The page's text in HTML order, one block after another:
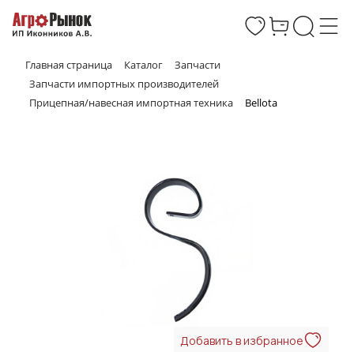
Главная страница Каталог
Запчасти
Запчасти импортных производителей
Прицепная/навесная импортная техника
Bellota
Добавить в избранное